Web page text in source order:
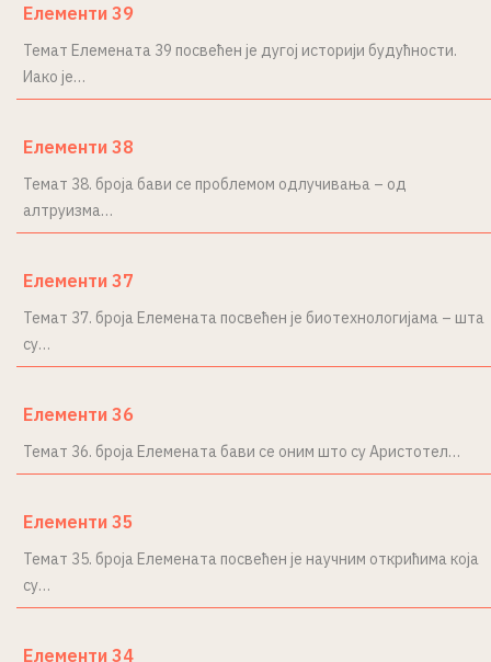
Елементи 39
Темат Елемената 39 посвећен је дугој историји будућности.
Иако је…
Елементи 38
Темат 38. броја бави се проблемом одлучивања – од
алтруизма…
Елементи 37
Темат 37. броја Елемената посвећен је биотехнологијама – шта
су…
Елементи 36
Темат 36. броја Елемената бави се оним што су Аристотел…
Елементи 35
Темат 35. броја Елемената посвећен је научним открићима која
су…
Елементи 34